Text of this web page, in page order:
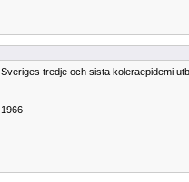
Sveriges tredje och sista koleraepidemi
1966